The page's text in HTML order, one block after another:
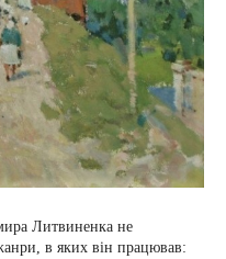
Литвиненка не
в яких він працював: